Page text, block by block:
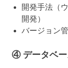
開発手法（
開発）
バージョン
④ データベー